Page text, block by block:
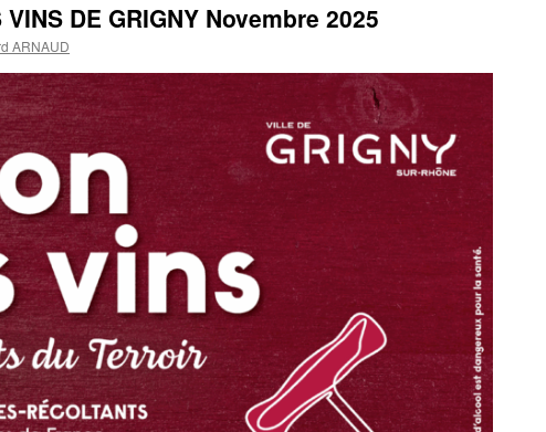
DE GRIGNY Novembre 2025
ARNAUD